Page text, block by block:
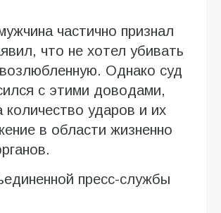
частично признал
что не хотел убивать
Однако суд
с этими доводами,
количество ударов и их
в области жизненно
пресс-службы